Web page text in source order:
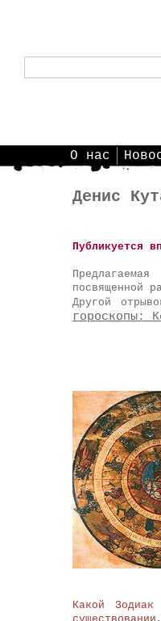
О нас
Денис
Публикуется
посвященной
Другой
гороскопы:
Какой